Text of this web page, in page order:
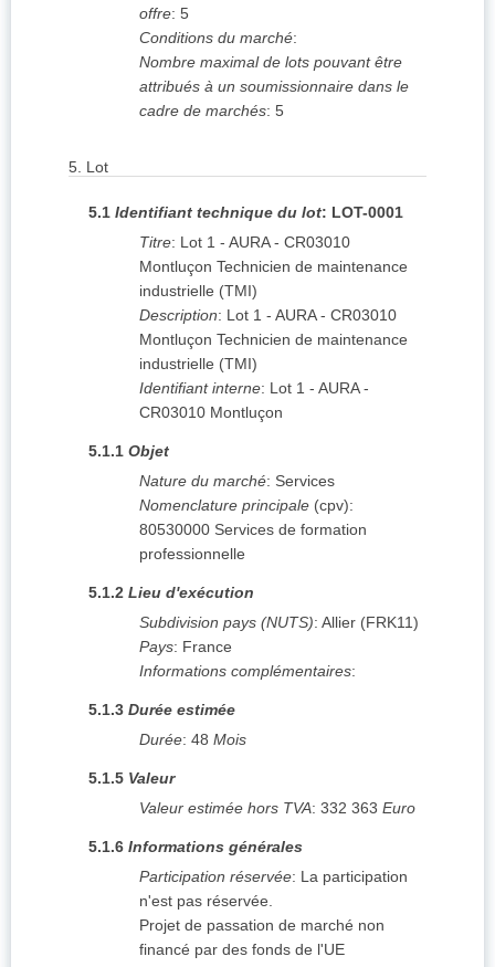
offre: 5
Conditions du marché:
Nombre maximal de lots pouvant être
attribués à un soumissionnaire dans le
cadre de marchés: 5
5. Lot
5.1 Identifiant technique du lot: LOT-0001
Titre: Lot 1 - AURA - CR03010
Montluçon Technicien de maintenance
industrielle (TMI)
Description: Lot 1 - AURA - CR03010
Montluçon Technicien de maintenance
industrielle (TMI)
Identifiant interne: Lot 1 - AURA -
CR03010 Montluçon
5.1.1 Objet
Nature du marché: Services
Nomenclature principale (cpv):
80530000 Services de formation
professionnelle
5.1.2 Lieu d'exécution
Subdivision pays (NUTS): Allier (FRK11)
Pays: France
Informations complémentaires:
5.1.3 Durée estimée
Durée: 48 Mois
5.1.5 Valeur
Valeur estimée hors TVA: 332 363 Euro
5.1.6 Informations générales
Participation réservée: La participation
n'est pas réservée.
Projet de passation de marché non
financé par des fonds de l'UE